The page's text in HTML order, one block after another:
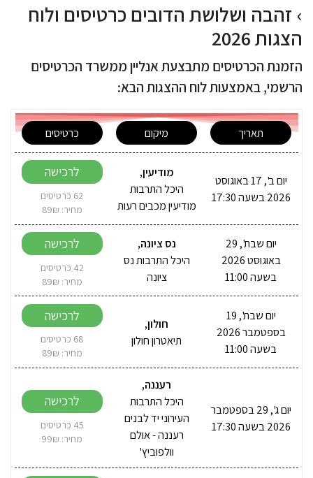
זהבה ושלושת הדובים כרטיסים ולוח
הצגות 2026
הזמנת הכרטיסים מתבצעת אנליין ממשרד הכרטיסים
הרשמי, באמצעות לוח ההצגות הבא:
תאריך מיקום כרטיסים
יום ב', 17 באוגוסט
2026 בשעה 17:30
מודיעין,
היכל התרבות
מודיעין מכבים רעות
לרכישה
62 כרטיסים
מחיר: 89₪
יום שבת', 29
באוגוסט 2026
בשעה 11:00
נס ציונה,
היכל התרבות נס
ציונה
לרכישה
42 כרטיסים
מחיר: 89₪
יום שבת', 19
בספטמבר 2026
בשעה 11:00
חולון,
תיאטרון חולון
לרכישה
68 כרטיסים
מחיר: 89₪
יום ג', 29 בספטמבר
2026 בשעה 17:30
רעננה,
היכל התרבות
העירוני יד לבנים
רעננה - אולם
וולפוביץ'
לרכישה
45 כרטיסים
מחיר: 99₪